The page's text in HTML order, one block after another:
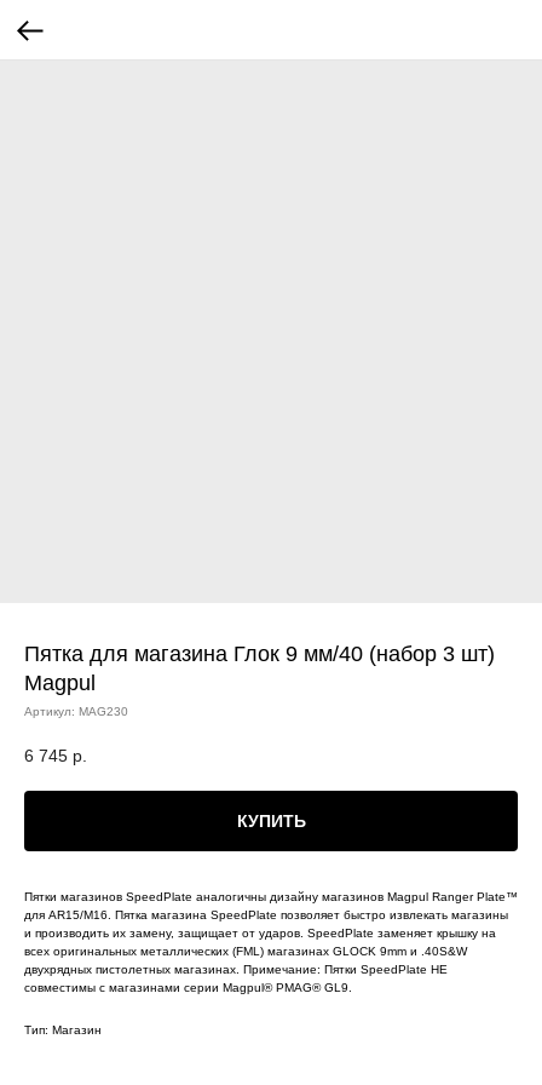
Пятка для магазина Глок 9 мм/40 (набор 3 шт)
Magpul
Артикул: MAG230
6 745 р.
КУПИТЬ
Пятки магазинов SpeedPlate аналогичны дизайну магазинов Magpul Ranger Plate™
для AR15/M16. Пятка магазина SpeedPlate позволяет быстро извлекать магазины
и производить их замену, защищает от ударов. SpeedPlate заменяет крышку на
всех оригинальных металлических (FML) магазинах GLOCK 9mm и .40S&W
двухрядных пистолетных магазинах. Примечание: Пятки SpeedPlate НЕ
совместимы с магазинами серии Magpul® PMAG® GL9.
Тип: Магазин